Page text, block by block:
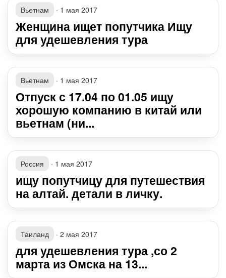
Вьетнам · 1 мая 2017
Женщина ищет попутчика Ищу
для удешевления тура
Вьетнам · 1 мая 2017
Отпуск с 17.04 по 01.05 ищу
хорошую компанию в китай или
вьетнам (ни...
Россия · 1 мая 2017
ищу попутчицу для путешествия
на алтай. детали в личку.
Таиланд · 2 мая 2017
для удешевления тура ,со 2
марта из Омска на 13...